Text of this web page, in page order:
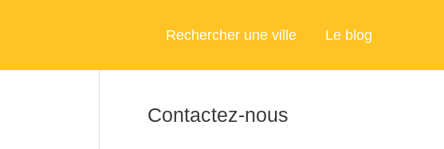
Rechercher une ville Le blog
Contactez-nous